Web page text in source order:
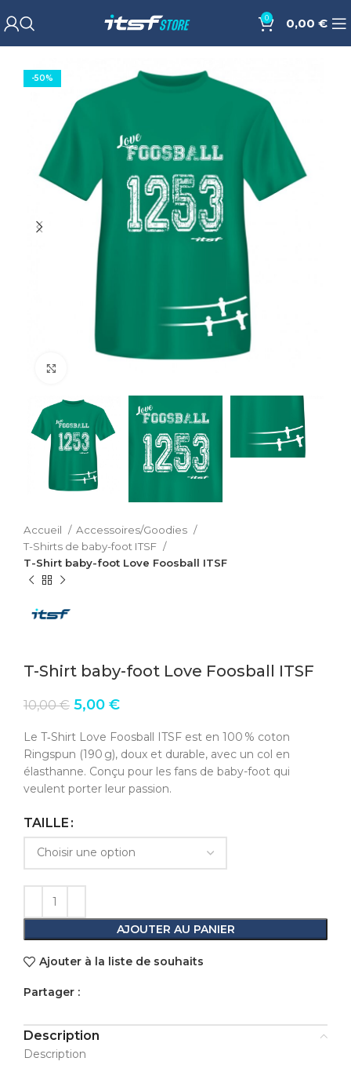
0 0,00 €
-50%
Accueil
Accessoires/Goodies
T-Shirts de baby-foot ITSF
T-Shirt baby-foot Love Foosball ITSF
T-Shirt baby-foot Love Foosball ITSF
10,00€ Le
initial
était :
10,00 €.
5,00 €Le
actuel
est :
5,00 €.
Le T‑Shirt Love Foosball ITSF est en 100 % coton
Ringspun (190 g), doux et durable, avec un col en
élasthanne. Conçu pour les fans de baby-foot qui
veulent porter leur passion.
TAILLE
AJOUTER AU PANIER
Ajouter à la liste de souhaits
Partager :
Description
Description